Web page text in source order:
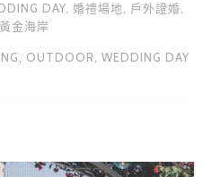
DAY, 婚禮場地,
戶外證婚,
黃金海岸
OUTDOOR, WEDDING DAY